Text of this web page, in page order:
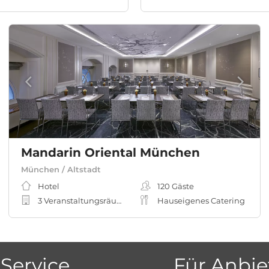
Mandarin Oriental München
München / Altstadt
Hotel
3 Veranstaltungsräume
120 Gäste
Hauseigenes Catering